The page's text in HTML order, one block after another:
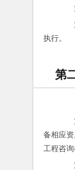
第
执行。
第
第
备相应
工程咨询
第